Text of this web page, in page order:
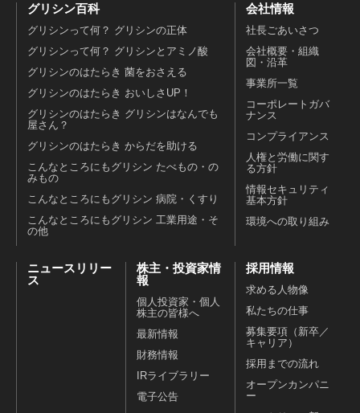
グリシン百科
グリシンって何？ グリシンの正体
グリシンって何？ グリシンとアミノ酸
グリシンのはたらき 菌をおさえる
グリシンのはたらき おいしさUP！
グリシンのはたらき グリシンはなんでも
屋さん？
グリシンのはたらき からだを助ける
こんなところにもグリシン たべもの・の
みもの
こんなところにもグリシン 病院・くすり
こんなところにもグリシン 工業用途・そ
の他
会社情報
社長ごあいさつ
会社概要・組織
図・沿革
事業所一覧
コーポレートガバ
ナンス
コンプライアンス
人権と労働に関す
る方針
情報セキュリティ
基本方針
環境への取り組み
ニュースリリー
ス
株主・投資家情
報
個人投資家・個人
株主の皆様へ
最新情報
財務情報
IRライブラリー
電子公告
採用情報
求める人物像
私たちの仕事
募集要項（新卒／
キャリア）
採用までの流れ
オープンカンパニ
ー